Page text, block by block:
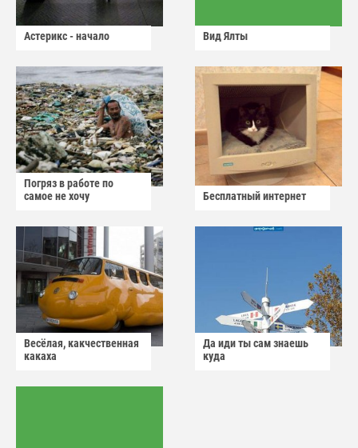
Астерикс - начало Вид Ялты
Погряз в работе по
самое не хочу
Бесплатный интернет
Весёлая, какчественная
какаха
Да иди ты сам знаешь
куда